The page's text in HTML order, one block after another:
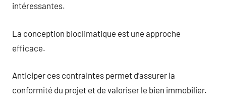
intéressantes.
La conception bioclimatique est une approche
efficace.
Anticiper ces contraintes permet d’assurer la
conformité du projet et de valoriser le bien immobilier.